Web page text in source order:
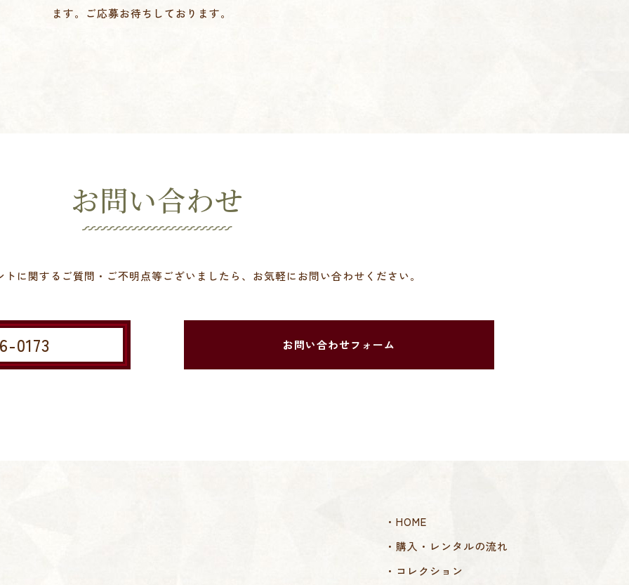
ます。ご応募お待ちしております。
お問い合わせ
に関するご質問・ご不明点等ございましたら、お気軽にお問い合わせください。
0173 お問い合わせフォーム
・HOME
・購入・レンタルの流れ
・コレクション